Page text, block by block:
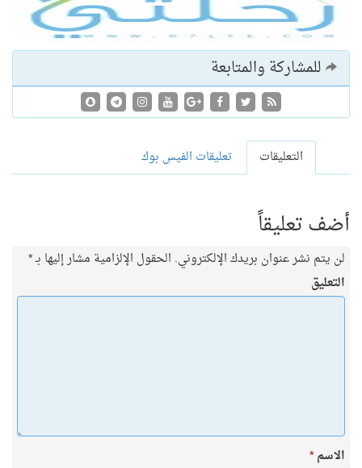
للمشاركة والمتابعة
التعليقات تعليقات الفيس بوك
أضف تعليقاً
لن يتم نشر عنوان بريدك الإلكتروني. الحقول الإلزامية مشار إليها بـ*
التعليق
الاسم*